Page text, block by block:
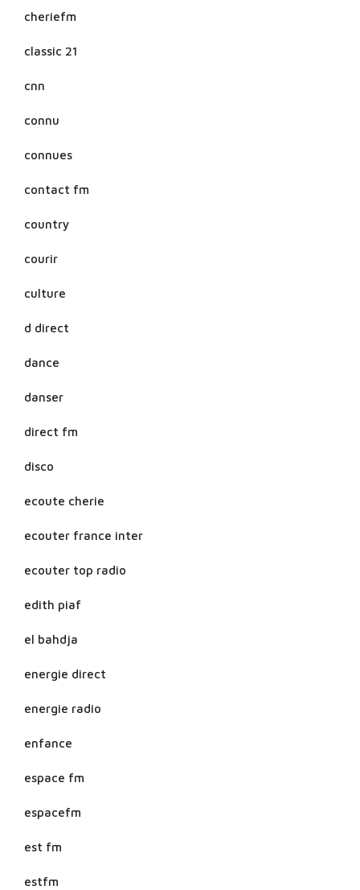
cheriefm
classic 21
cnn
connu
connues
contact fm
country
courir
culture
d direct
dance
danser
direct fm
disco
ecoute cherie
ecouter france inter
ecouter top radio
edith piaf
el bahdja
energie direct
energie radio
enfance
espace fm
espacefm
est fm
estfm